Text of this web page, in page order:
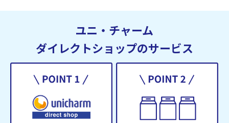
ユニ・チャーム
ダイレクトショップのサービス